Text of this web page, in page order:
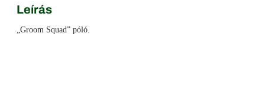
Leírás
„Groom Squad” póló.